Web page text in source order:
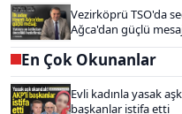
Vezirköprü TSO'da
Ağca'dan güçlü
En Çok Okunanlar
Evli kadınla yasak
başkanlar istifa etti